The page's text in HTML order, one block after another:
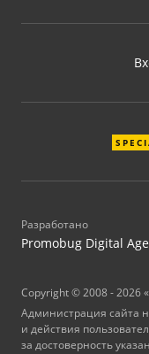
Разработано
Promobug Digital
Copyright © 2008 - 2026
Администрация сайта
и действия
за достоверность